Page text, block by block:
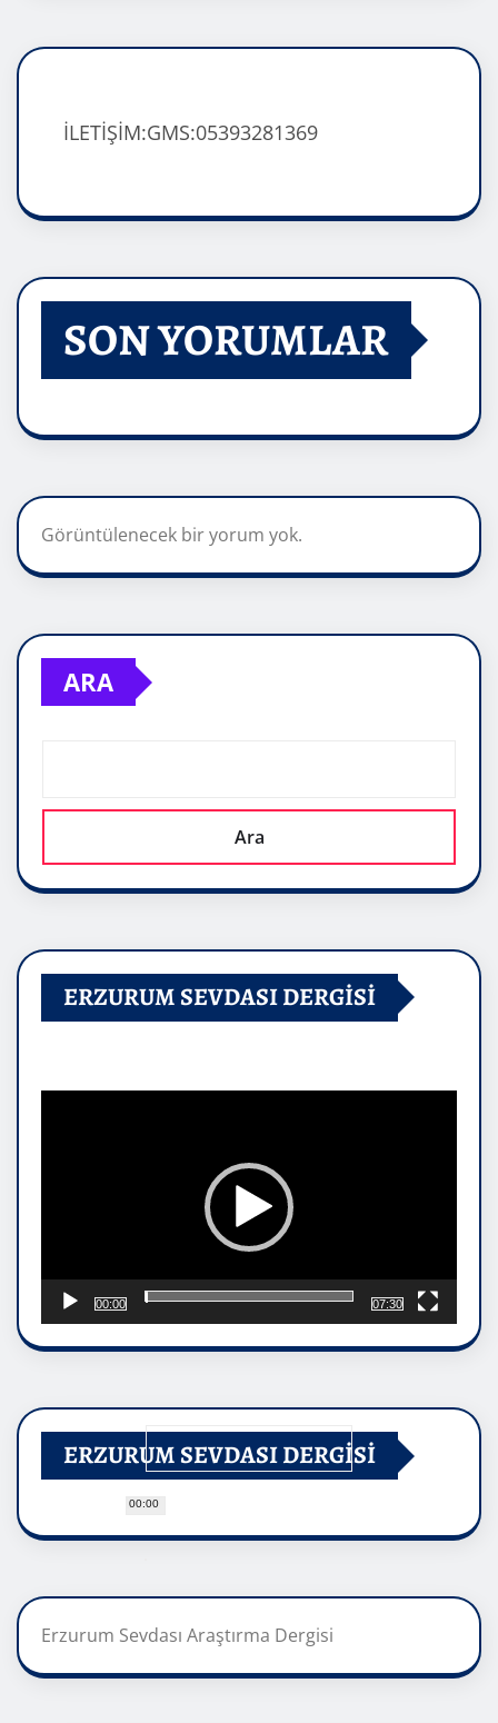
İLETİŞİM:GMS:05393281369
SON YORUMLAR
Görüntülenecek bir yorum yok.
ARA
Ara
ERZURUM SEVDASI DERGİSİ
00:00
00:00
07:30
ERZURUM SEVDASI DERGİSİ
Erzurum Sevdası Araştırma Dergisi